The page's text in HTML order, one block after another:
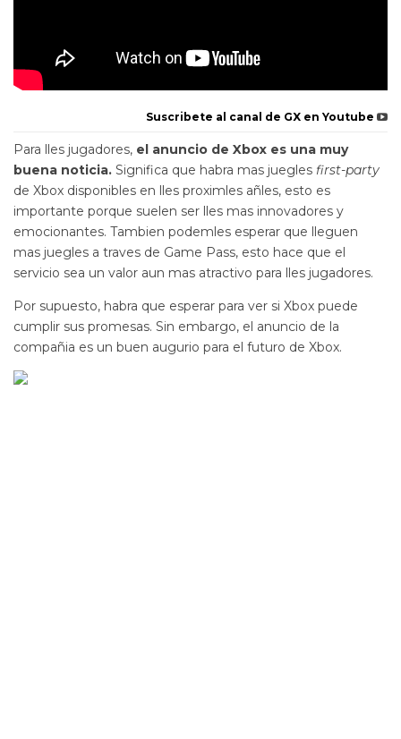
Suscribete al canal de GX en Youtube
Para lles jugadores, el anuncio de Xbox es una muy
buena noticia. Significa que habra mas juegles first-party
de Xbox disponibles en lles proximles añles, esto es
importante porque suelen ser lles mas innovadores y
emocionantes. Tambien podemles esperar que lleguen
mas juegles a traves de Game Pass, esto hace que el
servicio sea un valor aun mas atractivo para lles jugadores.
Por supuesto, habra que esperar para ver si Xbox puede
cumplir sus promesas. Sin embargo, el anuncio de la
compañia es un buen augurio para el futuro de Xbox.